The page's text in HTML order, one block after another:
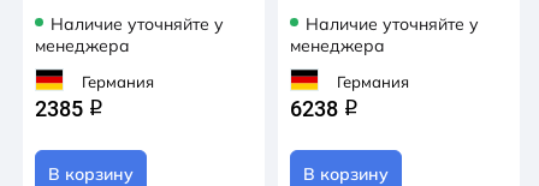
Наличие уточняйте у
менеджера
Германия
2385 q
В корзину
Наличие уточняйте у
менеджера
Германия
6238 q
В корзину